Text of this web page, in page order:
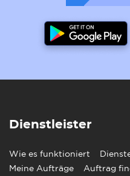
Dienstleister
Wie es funktioniert
Meine Aufträge
Auftrag